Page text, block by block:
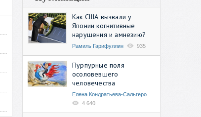
Как США вызвали у
Японии когнитивные
нарушения и амнезию?
Рамиль Гарифуллин 935
Пурпурные поля
осоловевшего
человечества
Елена Кондратьева-Сальгеро
4 640